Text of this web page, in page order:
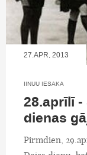
27.APR, 2013
IINUU IESAKA
28.aprīlī
dienas
Pirmdien,